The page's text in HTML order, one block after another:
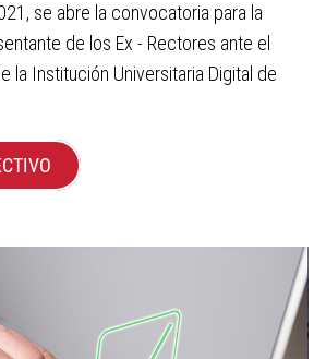
se abre la convocatoria para la
de los Ex - Rectores ante el
la Institución Universitaria Digital de